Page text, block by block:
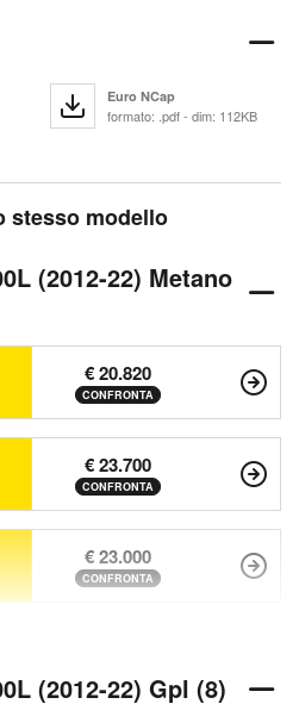
Euro NCap
formato: .pdf - dim: 112KB
stesso modello
(2012-22) Metano
€ 20.820
CONFRONTA
€ 23.700
CONFRONTA
€ 23.000
CONFRONTA
(2012-22) Gpl (8)